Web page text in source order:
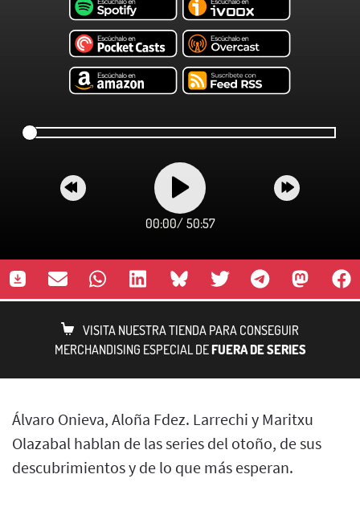
00:00/ 50:57
VISITA NUESTRA TIENDA PARA CONSEGUIR
MERCHANDISING ESPECIAL DEFUERA DE SERIES
Álvaro Onieva, Aloña Fdez. Larrechi y Maritxu
Olazabal hablan de las series del otoño, de sus
descubrimientos y de lo que más esperan.